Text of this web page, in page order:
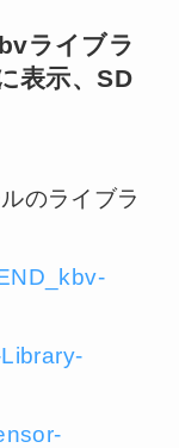
ライブラ
表示、SD
のライブラ